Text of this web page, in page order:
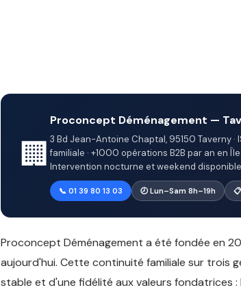
🏢
Proconcept Déménagement —
3 Bd Jean-Antoine Chaptal, 95150 Taverny ·
familiale · +1000 opérations B2B par an en
Intervention nocturne et weekend disponible
📞 01 39 80 13 03 🕗 Lun–Sam 8h–19h
Proconcept Déménagement a été fondée en
aujourd'hui. Cette continuité familiale sur trois
stable et d'une fidélité aux valeurs fondatrices